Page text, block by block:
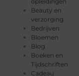
Beauty en
verzorging
Bedrijven
Bloemen
Blog
Boeken en
Tijdschriften
Cadeau